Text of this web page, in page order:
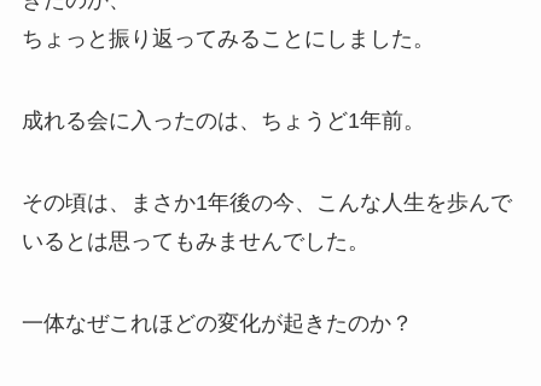
ちょっと振り返ってみることにしました。
成れる会に入ったのは、ちょうど1年前。
その頃は、まさか1年後の今、こんな人生を歩んで
いるとは思ってもみませんでした。
一体なぜこれほどの変化が起きたのか？